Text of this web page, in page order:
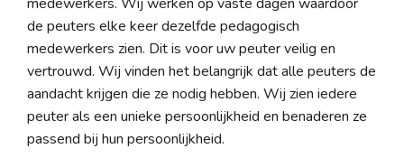
de peuters elke keer dezelfde pedagogisch
medewerkers zien. Dit is voor uw peuter veilig en
vertrouwd. Wij vinden het belangrijk dat alle peuters de
aandacht krijgen die ze nodig hebben. Wij zien iedere
peuter als een unieke persoonlijkheid en benaderen ze
passend bij hun persoonlijkheid.